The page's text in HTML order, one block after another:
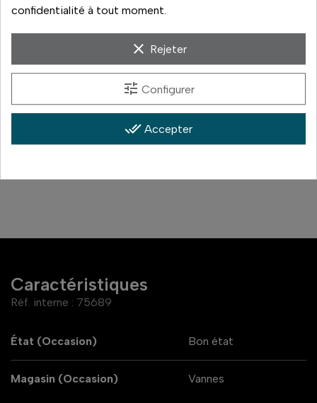
Paiement sécurisé
14 jours pour changer d'avis
Caractéristiques
Réf. interne : 75689
État (Occasion) Bon état
Magasin (Occasion) Vannes
confidentialité à tout moment.
clear Rejeter
tune Configurer
done_all Accepter